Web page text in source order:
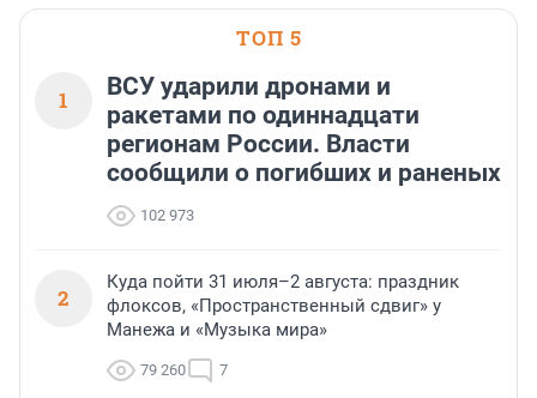
ТОП 5
1
ВСУ ударили дронами и
ракетами по одиннадцати
регионам России. Власти
сообщили о погибших и раненых
102 973
2
Куда пойти 31 июля–2 августа: праздник
флоксов, «Пространственный сдвиг» у
Манежа и «Музыка мира»
79 260 7